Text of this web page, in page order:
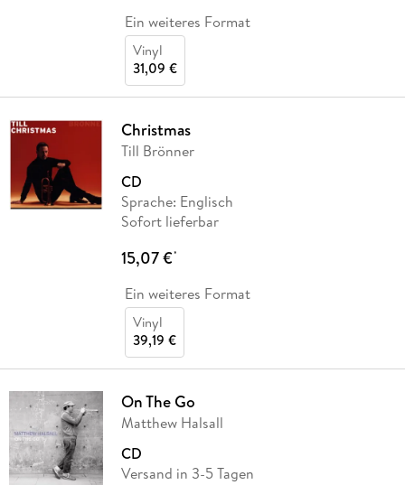
Ein weiteres Format
Vinyl
31,09 €
Christmas
Till Brönner
CD
Sprache: Englisch
Sofort lieferbar
15,07 €*
Ein weiteres Format
Vinyl
39,19 €
On The Go
Matthew Halsall
CD
Versand in 3-5 Tagen